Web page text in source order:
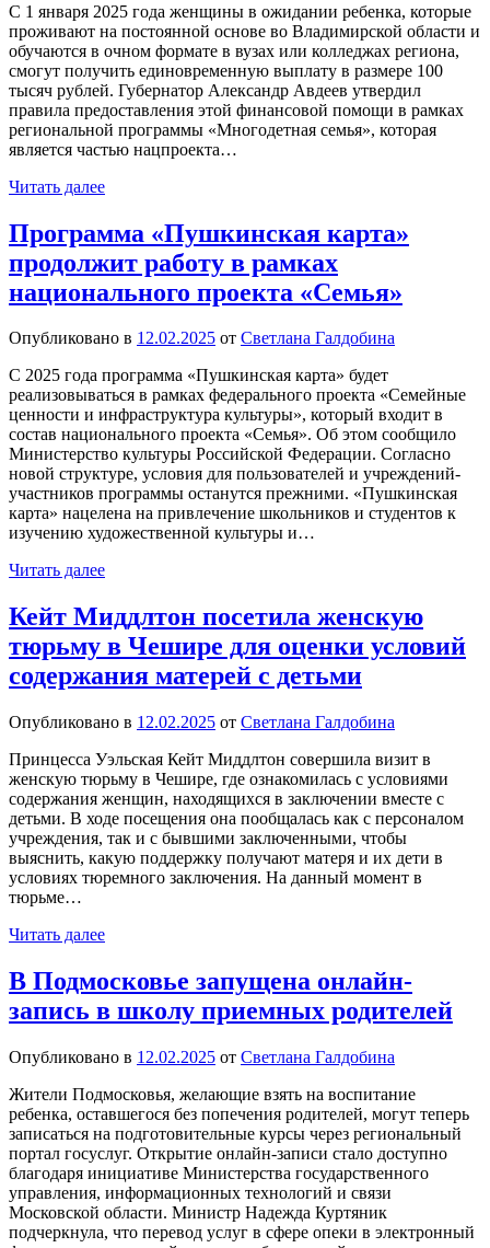
С 1 января 2025 года женщины в ожидании ребенка, которые
проживают на постоянной основе во Владимирской области и
обучаются в очном формате в вузах или колледжах региона,
смогут получить единовременную выплату в размере 100
тысяч рублей. Губернатор Александр Авдеев утвердил
правила предоставления этой финансовой помощи в рамках
региональной программы «Многодетная семья», которая
является частью нацпроекта…
Читать далее
Программа «Пушкинская карта»
продолжит работу в рамках
национального проекта «Семья»
Опубликовано в 12.02.2025 от Светлана Галдобина
С 2025 года программа «Пушкинская карта» будет
реализовываться в рамках федерального проекта «Семейные
ценности и инфраструктура культуры», который входит в
состав национального проекта «Семья». Об этом сообщило
Министерство культуры Российской Федерации. Согласно
новой структуре, условия для пользователей и учреждений-
участников программы останутся прежними. «Пушкинская
карта» нацелена на привлечение школьников и студентов к
изучению художественной культуры и…
Читать далее
Кейт Миддлтон посетила женскую
тюрьму в Чешире для оценки условий
содержания матерей с детьми
Опубликовано в 12.02.2025 от Светлана Галдобина
Принцесса Уэльская Кейт Миддлтон совершила визит в
женскую тюрьму в Чешире, где ознакомилась с условиями
содержания женщин, находящихся в заключении вместе с
детьми. В ходе посещения она пообщалась как с персоналом
учреждения, так и с бывшими заключенными, чтобы
выяснить, какую поддержку получают матеря и их дети в
условиях тюремного заключения. На данный момент в
тюрьме…
Читать далее
В Подмосковье запущена онлайн-
запись в школу приемных родителей
Опубликовано в 12.02.2025 от Светлана Галдобина
Жители Подмосковья, желающие взять на воспитание
ребенка, оставшегося без попечения родителей, могут теперь
записаться на подготовительные курсы через региональный
портал госуслуг. Открытие онлайн-записи стало доступно
благодаря инициативе Министерства государственного
управления, информационных технологий и связи
Московской области. Министр Надежда Куртяник
подчеркнула, что перевод услуг в сфере опеки в электронный